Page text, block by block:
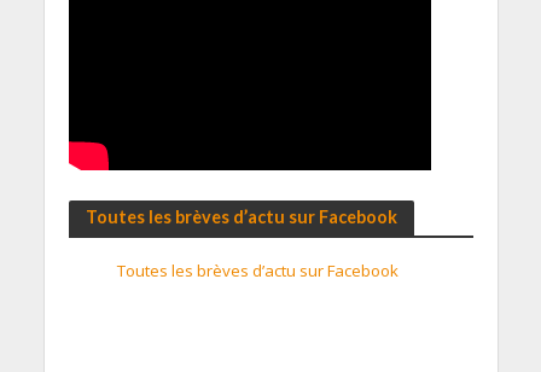
Toutes les brèves d’actu sur Facebook
Toutes les brèves d’actu sur Facebook